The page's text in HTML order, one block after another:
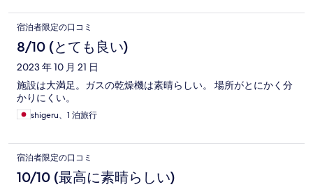
宿泊者限定の口コミ
8/10 (とても良い)
2023 年 10 月 21 日
施設は大満足。ガスの乾燥機は素晴らしい。 場所がとにかく分
かりにくい。
shigeru、1 泊旅行
宿泊者限定の口コミ
10/10 (最高に素晴らしい)